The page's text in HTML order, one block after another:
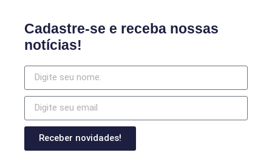
Cadastre-se e receba nossas
notícias!
Receber novidades!